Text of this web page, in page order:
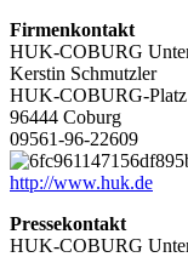
Firmenkontakt
HUK-COBURG
Kerstin Schmutzler
HUK-COBURG-Platz
96444 Coburg
09561-96-22609
http://www.huk.de
Pressekontakt
HUK-COBURG